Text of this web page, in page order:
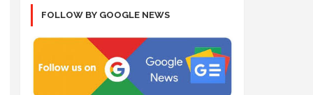
FOLLOW BY GOOGLE NEWS